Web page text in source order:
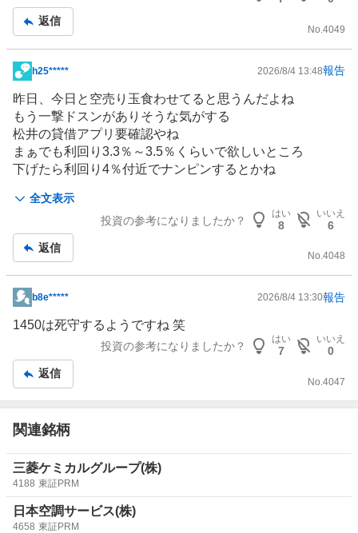
記
事
返信
No. 4049
掲
示
板
記
事
h25***** 2026/8/4 13:48報告
全文表示
昨日、今日と空売り玉食わせてると思うんだよね
もう一撃ドスンがありそうな気がする
松井の貸借アプリ要確認やね
まぁでも利回り3.3％～3.5％くらいで欲しいところ
下げたら利回り4％付近でナンピンするとかね
焼かれるなよｗ
投資の参考になりましたか？
はい
8
いいえ
6
返信
No.4048
掲
示
記
事
b8e***** 2026/8/4 13:30報告
1450は死守するようですね 笑
投資の参考になりましたか？
はい
7
いいえ
0
返信
No. 4047
関連銘柄
三菱ケミカルグループ(株)
4188 東証PRM
日本空調サービス(株)
4658 東証PRM